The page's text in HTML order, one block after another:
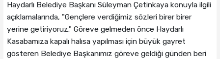
Haydarlı Belediye Başkanı Süleyman Çetinkaya konuyla ilgili
açıklamalarında, "Gençlere verdiğimiz sözleri birer birer
yerine getiriyoruz." Göreve gelmeden önce Haydarlı
Kasabamıza kapalı halısa yapılması için büyük gayret
gösteren Belediye Başkanımız göreve geldiği günden beri